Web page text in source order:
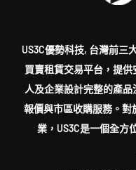
US3C優勢科技, 台灣前
買賣租賃交易平台，提
人及企業設計完整的產
報價與市區收購服務。對
業，US3C是一個全方